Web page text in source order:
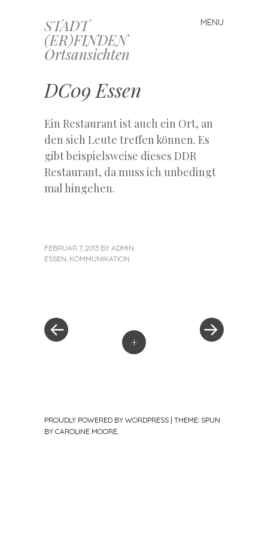
STADT
(ER)FINDEN
Ortsansichten
MENU
Skip
to
content
DC09 Essen
Ein Restaurant ist auch ein Ort, an
den sich Leute treffen können. Es
gibt beispielsweise dieses DDR
Restaurant, da muss ich unbedingt
mal hingehen.
FEBRUAR 7, 2013 BY ADMIN
ESSEN KOMMUNIKATION
+
PROUDLY POWERED BY WORDPRESS | THEME: SPUN
BY CAROLINE MOORE